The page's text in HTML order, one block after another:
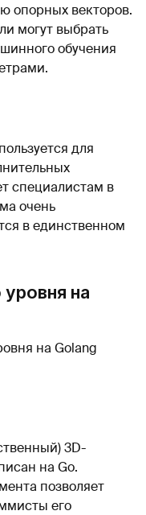
опорных векторов.
могут выбрать
обучения
для
специалистам в
очень
в единственном
на
на Golang
3D-
на Go.
позволяет
его